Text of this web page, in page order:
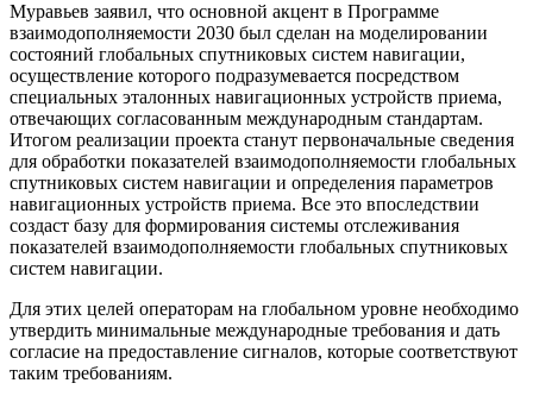
Муравьев заявил, что основной акцент в Программе
взаимодополняемости 2030 был сделан на моделировании
состояний глобальных спутниковых систем навигации,
осуществление которого подразумевается посредством
специальных эталонных навигационных устройств приема,
отвечающих согласованным международным стандартам.
Итогом реализации проекта станут первоначальные сведения
для обработки показателей взаимодополняемости глобальных
спутниковых систем навигации и определения параметров
навигационных устройств приема. Все это впоследствии
создаст базу для формирования системы отслеживания
показателей взаимодополняемости глобальных спутниковых
систем навигации.
Для этих целей операторам на глобальном уровне необходимо
утвердить минимальные международные требования и дать
согласие на предоставление сигналов, которые соответствуют
таким требованиям.